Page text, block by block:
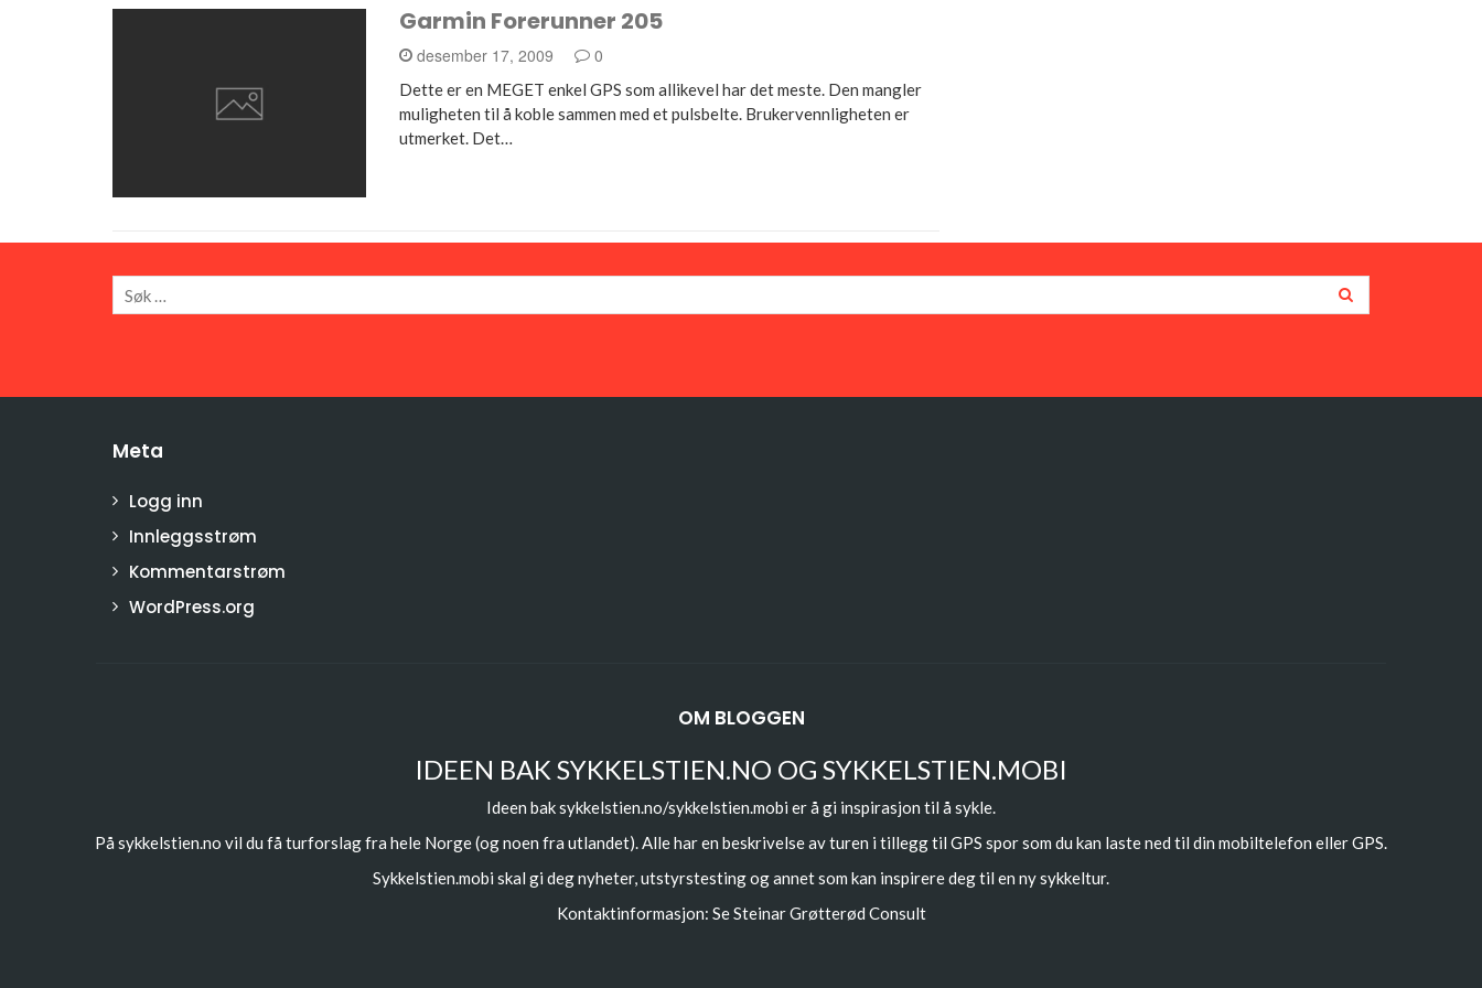
Garmin Forerunner 205
desember 17, 2009 0
Dette er en MEGET enkel GPS som allikevel har det meste. Den mangler
muligheten til å koble sammen med et pulsbelte. Brukervennligheten er
utmerket. Det…
Meta
Logg inn
Innleggsstrøm
Kommentarstrøm
WordPress.org
OM BLOGGEN
IDEEN BAK SYKKELSTIEN.NO OG SYKKELSTIEN.MOBI
Ideen bak sykkelstien.no/sykkelstien.mobi er å gi inspirasjon til å sykle.
På sykkelstien.no vil du få turforslag fra hele Norge (og noen fra utlandet). Alle har en beskrivelse av turen i tillegg til GPS spor som du kan laste ned til din mobiltelefon eller GPS.
Sykkelstien.mobi skal gi deg nyheter, utstyrstesting og annet som kan inspirere deg til en ny sykkeltur.
Kontaktinformasjon: SeSteinar Grøtterød Consult